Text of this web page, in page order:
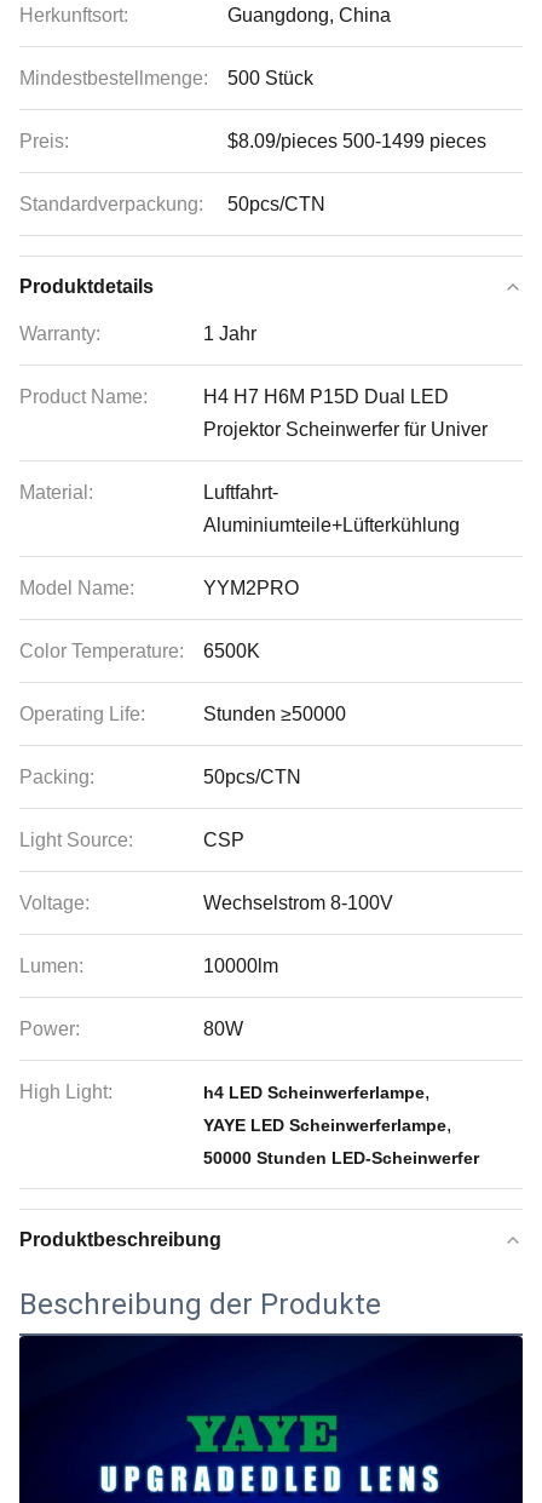
Herkunftsort: Guangdong, China
Mindestbestellmenge: 500 Stück
Preis: $8.09/pieces 500-1499 pieces
Standardverpackung: 50pcs/CTN
Produktdetails
Warranty: 1 Jahr
Product Name:
H4 H7 H6M P15D Dual LED
Projektor Scheinwerfer für Univer
Material:
Luftfahrt-
Aluminiumteile+Lüfterkühlung
Model Name: YYM2PRO
Color Temperature: 6500K
Operating Life: Stunden ≥50000
Packing: 50pcs/CTN
Light Source: CSP
Voltage: Wechselstrom 8-100V
Lumen: 10000lm
Power: 80W
High Light: h4 LED Scheinwerferlampe,
YAYE LED Scheinwerferlampe,
50000 Stunden LED-Scheinwerfer
Produktbeschreibung
Beschreibung der Produkte